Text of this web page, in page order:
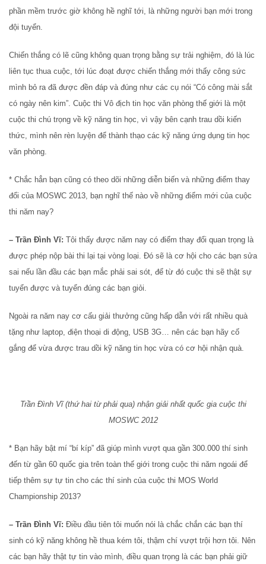
phần mềm trước giờ không hề nghĩ tới, là những người bạn mới trong
đội tuyển.
Chiến thắng có lẽ cũng không quan trọng bằng sự trải nghiệm, đó là lúc
liên tục thua cuộc, tới lúc đoạt được chiến thắng mới thấy công sức
mình bỏ ra đã được đền đáp và đúng như các cụ nói “Có công mài sắt
có ngày nên kim”. Cuộc thi Vô địch tin học văn phòng thế giới là một
cuộc thi chú trọng về kỹ năng tin học, vì vậy bên cạnh trau dồi kiến
thức, mình nên rèn luyện để thành thạo các kỹ năng ứng dụng tin học
văn phòng.
* Chắc hẳn bạn cũng có theo dõi những diễn biến và những điểm thay
đổi của MOSWC 2013, bạn nghĩ thế nào về những điểm mới của cuộc
thi năm nay?
– Trần Đình Vĩ: Tôi thấy được năm nay có điểm thay đổi quan trọng là
được phép nộp bài thi lại tại vòng loại. Đó sẽ là cơ hội cho các bạn sửa
sai nếu lần đầu các bạn mắc phải sai sót, để từ đó cuộc thi sẽ thật sự
tuyển được và tuyển đúng các bạn giỏi.
Ngoài ra năm nay cơ cấu giải thưởng cũng hấp dẫn với rất nhiều quà
tặng như laptop, điện thoại di động, USB 3G… nên các bạn hãy cố
gắng để vừa được trau dồi kỹ năng tin học vừa có cơ hội nhận quà.
Trần Đình Vĩ (thứ hai từ phải qua) nhận giải nhất quốc gia cuộc thi
MOSWC 2012
* Bạn hãy bật mí “bí kíp” đã giúp mình vượt qua gần 300.000 thí sinh
đến từ gần 60 quốc gia trên toàn thế giới trong cuộc thi năm ngoái để
tiếp thêm sự tự tin cho các thí sinh của cuộc thi MOS World
Championship 2013?
– Trần Đình Vĩ: Điều đầu tiên tôi muốn nói là chắc chắn các bạn thí
sinh có kỹ năng không hề thua kém tôi, thậm chí vượt trội hơn tôi. Nên
các bạn hãy thật tự tin vào mình, điều quan trọng là các bạn phải giữ